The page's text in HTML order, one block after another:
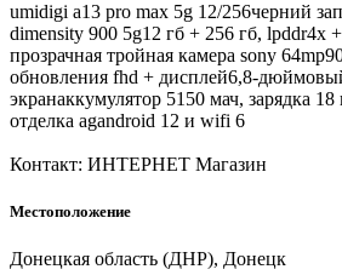
umidigi a13 pro max 5g 12/256черний
dimensity 900 5g12 гб + 256 гб, lpddr4x
прозрачная тройная камера sony
обновления fhd + дисплей6,8-
экранаккумулятор 5150 мач, зарядка 18
отделка agandroid 12 и wifi 6
Контакт: ИНТЕРНЕТ Магазин
Местоположение
Донецкая область (ДНР), Донецк